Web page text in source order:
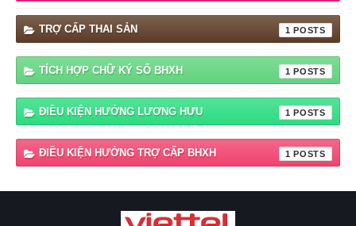
TRỢ CẤP THAI SẢN 1
TÍCH HỢP CHỮ KÝ SỐ BHXH 1
ĐIỀU KIỆN HƯỞNG LƯƠNG HƯU 1
ĐIỀU KIỆN HƯỞNG TRỢ CẤP BHXH 1